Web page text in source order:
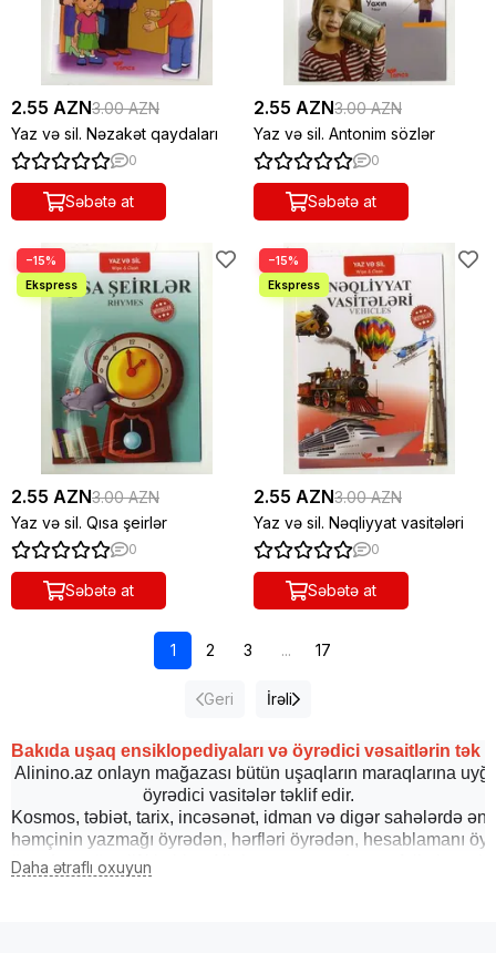
2.55 AZN3.00 AZN
Yaz və sil. Nəzakət qaydaları
0
Səbətə at
2.55 AZN3.00 AZN
Yaz və sil. Antonim sözlər
0
Səbətə at
−15%
2.55 AZN3.00 AZN
Yaz və sil. Qısa şeirlər
0
Səbətə at
−15%
2.55 AZN3.00 AZN
Yaz və sil. Nəqliyyat vasitələri
0
Səbətə at
Geri
1 2 3 ... 17
İrəli
Bakıda uşaq ensiklopediyaları və öyrədici vəsaitlərin tək
Alinino.az onlayn mağazası bütün uşaqların maraqlarına
öyrədici vasitələr təklif edir.
Kosmos, təbiət, tarix, incəsənət, idman və digər sahələrdə ən
həmçinin yazmağı öyrədən, hərfləri öyrədən, hesablamanı
öyrədən müxtəlif kitabları Alinino.az saytından sərfəli